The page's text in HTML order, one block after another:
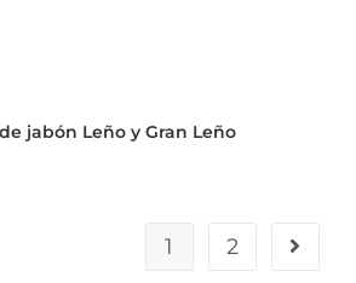
jabón Leño y Gran Leño
1 2